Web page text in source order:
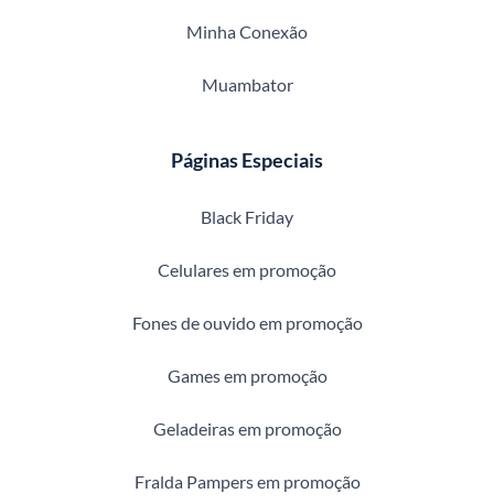
Minha Conexão
Muambator
Páginas Especiais
Black Friday
Celulares em promoção
Fones de ouvido em promoção
Games em promoção
Geladeiras em promoção
Fralda Pampers em promoção